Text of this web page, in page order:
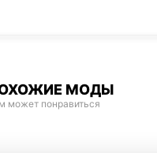
МОДЫ
может понравиться